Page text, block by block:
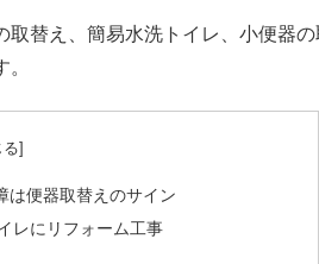
替え、簡易水洗トイレ、小便器
は便器取替えのサイン
レにリフォーム工事